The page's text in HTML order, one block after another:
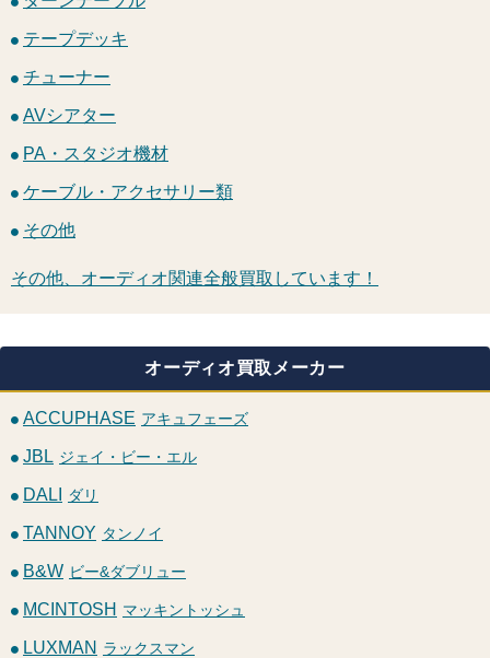
テープデッキ
チューナー
AVシアター
PA・スタジオ機材
ケーブル・アクセサリー類
その他
その他、オーディオ関連全般買取しています！
オーディオ買取メーカー
ACCUPHASE アキュフェーズ
JBL ジェイ・ビー・エル
DALI ダリ
TANNOY タンノイ
B&W ビー&ダブリュー
MCINTOSH マッキントッシュ
LUXMAN ラックスマン